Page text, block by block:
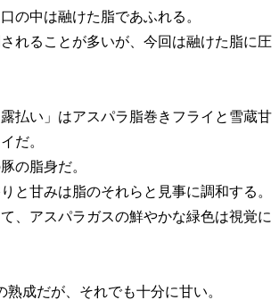
の中は融けた脂であふれる。
れることが多いが、今回は融けた脂に圧
露払い
はアスパラ脂巻きフライと雪蔵甘
だ。
の脂身だ。
と甘みは脂のそれらと見事に調和する。
、アスパラガスの鮮やかな緑色は視覚に
熟成だが、それでも十分に甘い。